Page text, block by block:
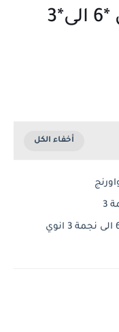
افضل تطبيق لتحويل *6 الى*3
رابط التحميل تطبيق تحويل نجمة 6 الى نجمة 3 انوي